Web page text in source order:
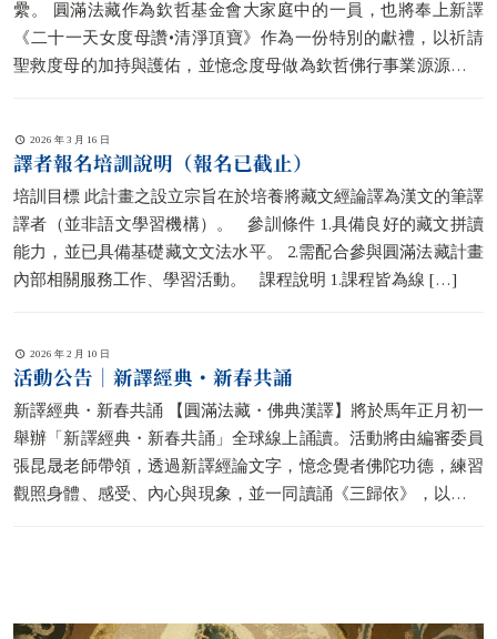
纍。 圓滿法藏作為欽哲基金會大家庭中的一員，也將奉上新譯
《二十一天女度母讚•清淨頂寶》作為一份特別的獻禮，以祈請
聖救度母的加持與護佑，並憶念度母做為欽哲佛行事業源源不斷
2026 年 3 月 16 日
譯者報名培訓說明（報名已截止）
培訓目標 此計畫之設立宗旨在於培養將藏文經論譯為漢文的筆譯
譯者（並非語文學習機構）。 參訓條件 1.具備良好的藏文拼讀
能力，並已具備基礎藏文文法水平。 2.需配合參與圓滿法藏計畫
內部相關服務工作、學習活動。 課程說明 1.課程皆為線 […]
2026 年 2 月 10 日
活動公告｜新譯經典・新春共誦
新譯經典・新春共誦 【圓滿法藏・佛典漢譯】將於馬年正月初一
舉辦「新譯經典・新春共誦」全球線上誦讀。活動將由編審委員
張昆晟老師帶領，透過新譯經論文字，憶念覺者佛陀功德，練習
觀照身體、感受、內心與現象，並一同讀誦《三歸依》，以及佛